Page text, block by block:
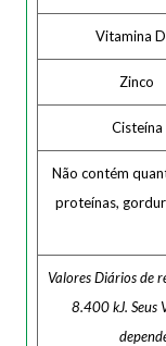
Vitamina
Zinco
Cisteína
Não contém
proteínas,
Valores Diários de
8.400 kJ. Seus